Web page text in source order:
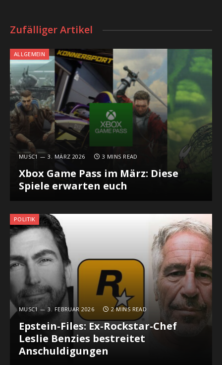
Zufälliger Artikel
ALLGEMEIN
MUSC1 3. MÄRZ 2026 3 MINS READ
Xbox Game Pass im März: Diese
Spiele erwarten euch
POLITIK
MUSC1 3. FEBRUAR 2026 2 MINS READ
Epstein-Files: Ex-Rockstar-Chef
Leslie Benzies bestreitet
Anschuldigungen